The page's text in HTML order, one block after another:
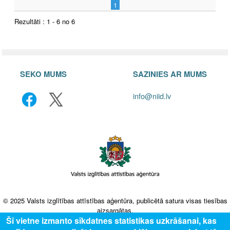
1
Rezultāti : 1 - 6 no 6
SEKO MUMS SAZINIES AR MUMS
info@niid.lv
© 2025 Valsts izglītības attīstības aģentūra, publicētā satura visas tiesības
aizsargātas.
Šī vietne izmanto sīkdatnes statistikas uzkrāšanai, kas